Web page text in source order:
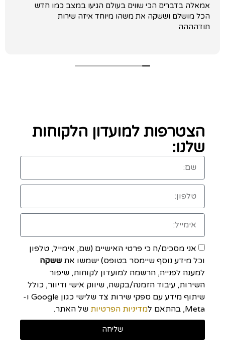
אמאלה בדברים הכי שווים בעולם הגיעו במצב כמו חדש
הכל מושלם וששקה את משהו מיוחד איזה שירות
תודהההה
הצטרפות למועדון הלקוחות
שלנו:
אני מסכים/ה כי פרטי האישיים (שם, אימייל, טלפון
וכל מידע נוסף שיימסר בטופס) ישמשו את ששקה
למענה לפנייה, הרשמה למועדון לקוחות, שיפור
השירות, עיבוד הזמנה/בקשה, שיווק אישי ודיוור, כולל
שיתוף מידע עם ספקי שירות צד שלישי כגון Google ו-
Meta, בהתאם ל
מדיניות הפרטיות של האתר.
שליחה